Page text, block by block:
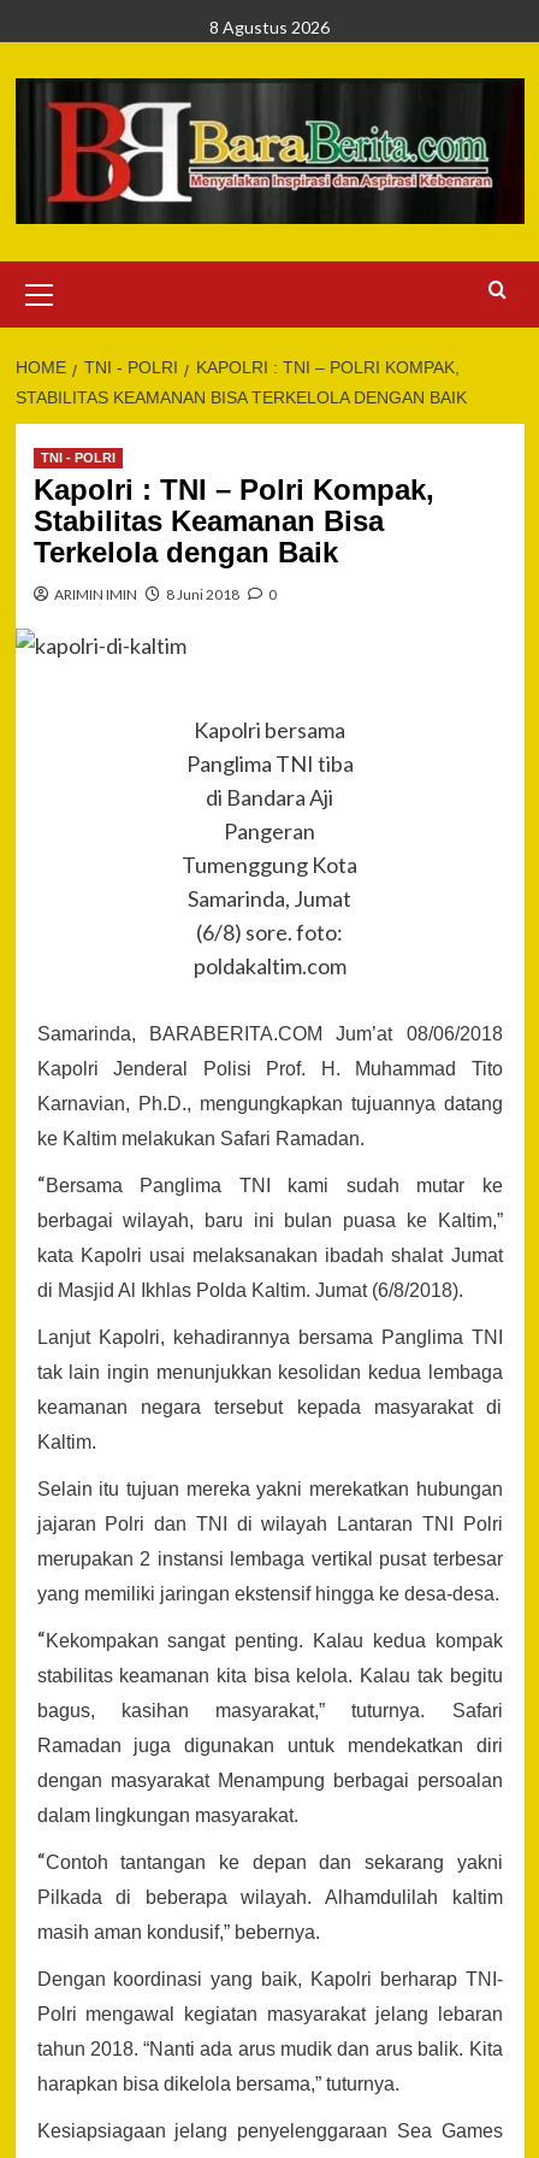
to
content
8 Agustus 2026
Menu
HOME TNI - POLRI
KAPOLRI : TNI – POLRI KOMPAK,
STABILITAS KEAMANAN BISA TERKELOLA DENGAN BAIK
TNI - POLRI
Kapolri : TNI – Polri Kompak,
Stabilitas Keamanan Bisa
Terkelola dengan Baik
ARIMIN IMIN 8 Juni 2018 0
Kapolri bersama
Panglima TNI tiba
di Bandara Aji
Pangeran
Tumenggung Kota
Samarinda, Jumat
(6/8) sore. foto:
poldakaltim.com
Samarinda, BARABERITA.COM Jum’at 08/06/2018
Kapolri Jenderal Polisi Prof. H. Muhammad Tito
Karnavian, Ph.D., mengungkapkan tujuannya datang
ke Kaltim melakukan Safari Ramadan.
“Bersama Panglima TNI kami sudah mutar ke
berbagai wilayah, baru ini bulan puasa ke Kaltim,”
kata Kapolri usai melaksanakan ibadah shalat Jumat
di Masjid Al Ikhlas Polda Kaltim. Jumat (6/8/2018).
Lanjut Kapolri, kehadirannya bersama Panglima TNI
tak lain ingin menunjukkan kesolidan kedua lembaga
keamanan negara tersebut kepada masyarakat di
Kaltim.
Selain itu tujuan mereka yakni merekatkan hubungan
jajaran Polri dan TNI di wilayah Lantaran TNI Polri
merupakan 2 instansi lembaga vertikal pusat terbesar
yang memiliki jaringan ekstensif hingga ke desa-desa.
“Kekompakan sangat penting. Kalau kedua kompak
stabilitas keamanan kita bisa kelola. Kalau tak begitu
bagus, kasihan masyarakat,” tuturnya. Safari
Ramadan juga digunakan untuk mendekatkan diri
dengan masyarakat Menampung berbagai persoalan
dalam lingkungan masyarakat.
“Contoh tantangan ke depan dan sekarang yakni
Pilkada di beberapa wilayah. Alhamdulilah kaltim
masih aman kondusif,” bebernya.
Dengan koordinasi yang baik, Kapolri berharap TNI-
Polri mengawal kegiatan masyarakat jelang lebaran
tahun 2018. “Nanti ada arus mudik dan arus balik. Kita
harapkan bisa dikelola bersama,” tuturnya.
Kesiapsiagaan jelang penyelenggaraan Sea Games